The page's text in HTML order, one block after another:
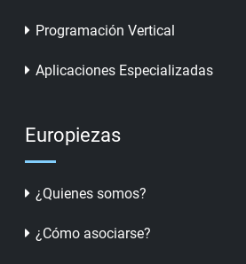
Programación Vertical
Aplicaciones Especializadas
Europiezas
¿Quienes somos?
¿Cómo asociarse?